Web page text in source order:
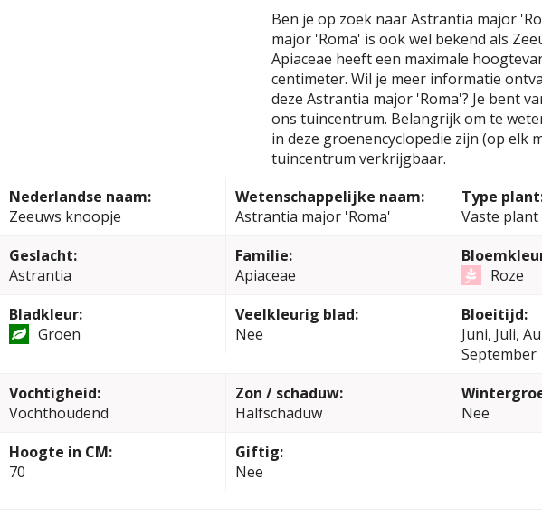
Ben je op zoek naar Astrantia major
major 'Roma' is ook wel bekend als
Apiaceae heeft een maximale
centimeter. Wil je meer informatie
deze Astrantia major 'Roma'? Je bent
ons tuincentrum. Belangrijk om te
in deze groenencyclopedie zijn (op elk
tuincentrum verkrijgbaar.
Nederlandse naam:
Zeeuws knoopje
Wetenschappelijke naam:
Astrantia major 'Roma'
Type
Vaste plant
Geslacht:
Astrantia
Familie:
Apiaceae
Roze
Bladkleur:
Groen
Veelkleurig blad:
Nee
Bloeitijd:
Juni, Juli,
September
Vochtigheid:
Vochthoudend
Zon / schaduw:
Halfschaduw
Nee
Hoogte in CM:
70
Giftig:
Nee